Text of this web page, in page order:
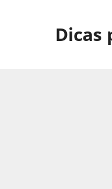
Dicas